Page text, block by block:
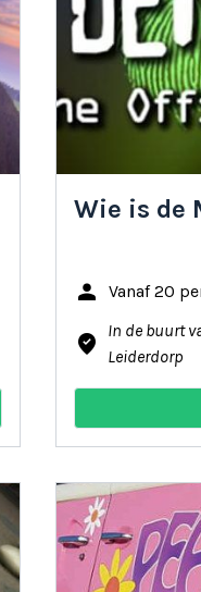
Wie is de
person Vanaf 20
where_to_vote
In de buurt
Leiderdorp